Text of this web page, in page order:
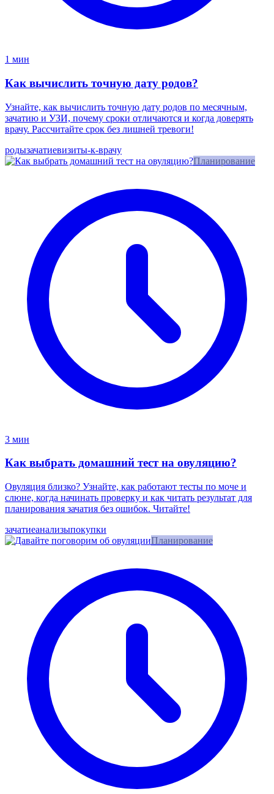
1 мин
Как вычислить точную дату родов?
Узнайте, как вычислить точную дату родов по месячным,
зачатию и УЗИ, почему сроки отличаются и когда доверять
врачу. Рассчитайте срок без лишней тревоги!
родызачатиевизиты-к-врачу
Планирование
3 мин
Как выбрать домашний тест на овуляцию?
Овуляция близко? Узнайте, как работают тесты по моче и
слюне, когда начинать проверку и как читать результат для
планирования зачатия без ошибок. Читайте!
зачатиеанализыпокупки
Планирование